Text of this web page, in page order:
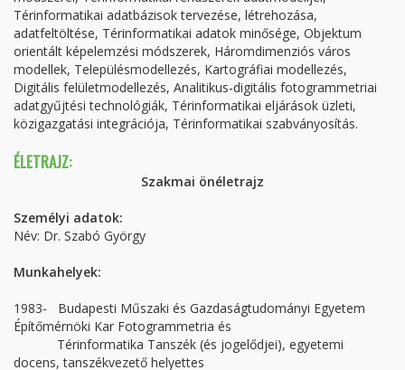
Térinformatikai adatbázisok tervezése, létrehozása,
adatfeltöltése, Térinformatikai adatok minősége, Objektum
orientált képelemzési módszerek, Háromdimenziós város
modellek, Településmodellezés, Kartográfiai modellezés,
Digitális felületmodellezés, Analitikus-digitális fotogrammetriai
adatgyűjtési technológiák, Térinformatikai eljárások üzleti,
közigazgatási integrációja, Térinformatikai szabványosítás.
ÉLETRAJZ:
Szakmai önéletrajz
Személyi adatok:
Név: Dr. Szabó György
Munkahelyek:
1983- Budapesti Műszaki és Gazdaságtudományi Egyetem
Építőmérnöki Kar Fotogrammetria és
Térinformatika Tanszék (és jogelődjei), egyetemi
docens, tanszékvezető helyettes